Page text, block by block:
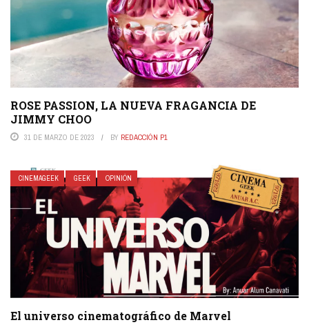
ROSE PASSION, LA NUEVA FRAGANCIA DE
JIMMY CHOO
31 DE MARZO DE 2023 BY REDACCIÓN P1
CINEMAGEEK GEEK OPINIÓN
El universo cinematográfico de Marvel